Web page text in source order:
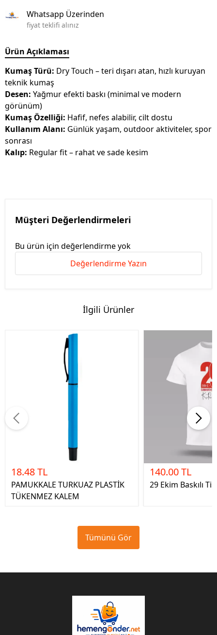
Whatsapp Üzerinden
fiyat teklifi alınız
Ürün Açıklaması
Kumaş Türü: Dry Touch – teri dışarı atan, hızlı kuruyan
teknik kumaş
Desen: Yağmur efekti baskı (minimal ve modern
görünüm)
Kumaş Özelliği: Hafif, nefes alabilir, cilt dostu
Kullanım Alanı: Günlük yaşam, outdoor aktiviteler, spor
sonrası
Kalıp: Regular fit – rahat ve sade kesim
Müşteri Değerlendirmeleri
Bu ürün için değerlendirme yok
Değerlendirme Yazın
İlgili Ürünler
18.48 TL
PAMUKKALE TURKUAZ PLASTİK
TÜKENMEZ KALEM
140.00 TL
29 Ekim Baskılı
Tümünü Gör